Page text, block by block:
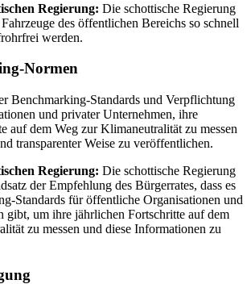
Regierung: Die schottische Regierung
des öffentlichen Bereichs so schnell
werden.
Normen
Benchmarking-Standards und Verpflichtung
und privater Unternehmen, ihre
auf dem Weg zur Klimaneutralität zu messen
transparenter Weise zu veröffentlichen.
Regierung: Die schottische Regierung
der Empfehlung des Bürgerrates, dass es
Standards für öffentliche Organisationen und
gibt, um ihre jährlichen Fortschritte auf dem
zu messen und diese Informationen zu